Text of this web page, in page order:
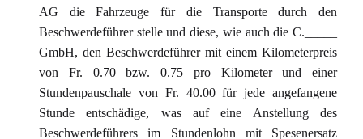
AG die Fahrzeuge für die Transporte durch den
Beschwerdeführer stelle und diese, wie auch die C._____
GmbH, den Beschwerdeführer mit einem Kilometerpreis
von Fr. 0.70 bzw. 0.75 pro Kilometer und einer
Stundenpauschale von Fr. 40.00 für jede angefangene
Stunde entschädige, was auf eine Anstellung des
Beschwerdeführers im Stundenlohn mit Spesenersatz